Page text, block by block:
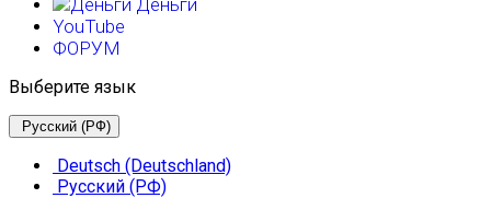
Деньги
YouTube
ФОРУМ
Выберите язык
Русский (РФ)
Deutsch (Deutschland)
Русский (РФ)